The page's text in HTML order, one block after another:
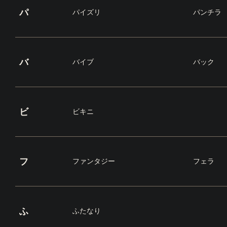
パ パイズリ パンチラ
バ バイブ バック
ビ ビキニ
フ ファンタジー フェラ
ふ ふたなり